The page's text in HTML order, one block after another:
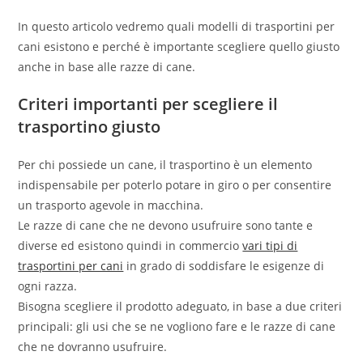
In questo articolo vedremo quali modelli di trasportini per
cani esistono e perché è importante scegliere quello giusto
anche in base alle razze di cane.
Criteri importanti per scegliere il
trasportino giusto
Per chi possiede un cane, il trasportino è un elemento
indispensabile per poterlo potare in giro o per consentire
un trasporto agevole in macchina.
Le razze di cane che ne devono usufruire sono tante e
diverse ed esistono quindi in commerciovari tipi di
trasportini per cani in grado di soddisfare le esigenze di
ogni razza.
Bisogna scegliere il prodotto adeguato, in base a due criteri
principali: gli usi che se ne vogliono fare e le razze di cane
che ne dovranno usufruire.